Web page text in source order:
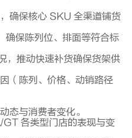
确保核心 SKU 全渠道铺货
确保陈列位、排面等符合标
，推动快速补货确保货架供
（陈列、价格、动销路径
态与消费者变化。
各类型门店的表现与变